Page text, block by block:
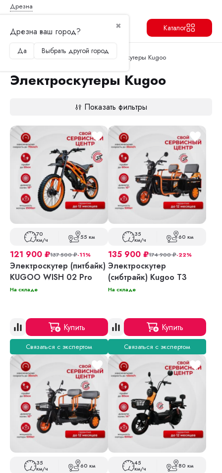
Дрезна
✖
Дрезна ваш город?
Да Выбрать другой город
Каталог
Главная Электроскутеры Электроскутеры Kugoo
Электроскутеры Kugoo
Показать фильтры
70
км/ч 55 км
121 900 ₽137 500₽-11%
Электроскутер (питбайк)
KUGOO WISH 02 Pro
На складе
Купить
Связаться с экспертом
35
км/ч 60 км
135 900 ₽174 900₽-22%
Электроскутер
(сибтрайк) Kugoo T3
На складе
Купить
Связаться с экспертом
35
км/ч 60 км 45
км/ч 80 км
Продолжить Перейти в корзину